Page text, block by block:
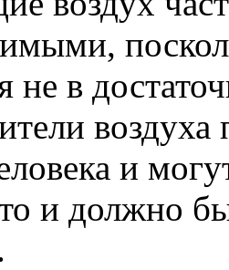
не в
и
и должно